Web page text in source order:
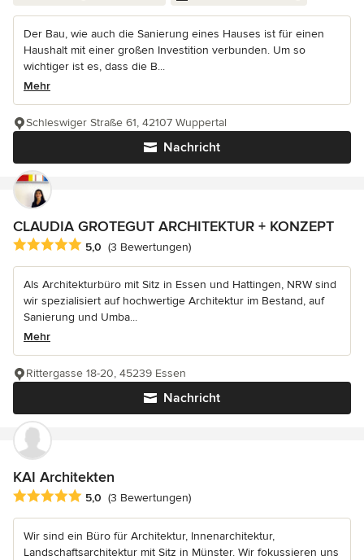
Der Bau, wie auch die Sanierung eines Hauses ist für einen
Haushalt mit einer großen Investition verbunden. Um so
wichtiger ist es, dass die B...
Mehr
Nachricht
Schleswiger Straße 61, 42107 Wuppertal
CLAUDIA GROTEGUT ARCHITEKTUR + KONZEPT
Durchschnittliche Bewertung: 5 von 5 Sternen
5,0 (3 Bewertungen)
Als Architekturbüro mit Sitz in Essen und Hattingen, NRW sind
wir spezialisiert auf hochwertige Architektur im Bestand, auf
Sanierung und Umba...
Mehr
Nachricht
Rittergasse 18-20, 45239 Essen
KAI Architekten
Durchschnittliche Bewertung: 5 von 5 Sternen
5,0 (3 Bewertungen)
Wir sind ein Büro für Architektur, Innenarchitektur,
Landschaftsarchitektur mit Sitz in Münster. Wir fokussieren uns